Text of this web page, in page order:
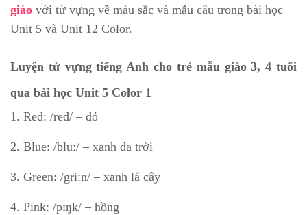
giáo với từ vựng về màu sắc và mẫu câu trong bài học
Unit 5 và Unit 12 Color.
Luyện từ vựng tiếng Anh cho trẻ mẫu giáo 3, 4 tuổi
qua bài học Unit 5 Color 1
1. Red: /red/ – đỏ
2. Blue: /bluː/ – xanh da trời
3. Green: /griːn/ – xanh lá cây
4. Pink: /pɪŋk/ – hồng